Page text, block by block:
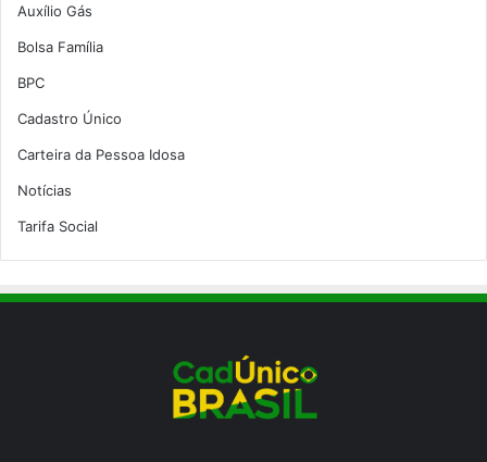
Auxílio Gás
Bolsa Família
BPC
Cadastro Único
Carteira da Pessoa Idosa
Notícias
Tarifa Social